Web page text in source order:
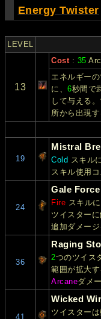
Energy Twister
LEVEL
13
Cost: 35
エネルギー
に、6秒間で
して与える
所から出現す
19
Mistral
Cold スキル
スキル使用
24
Gale Force
Fire スキルに
ツイスター
追加ダメージ
36
Raging
2つのツイス
範囲が拡大
Arcaneダメ
41
Wicked
ツイスター